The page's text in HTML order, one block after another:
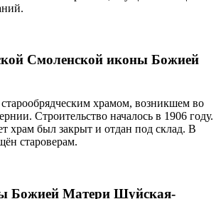
Смоленской иконы Божией
храмом, возникшем во
Строительство началось в 1906 году.
храм был закрыт и отдан под склад. В
староверам.
Божией Матери Шуйская-